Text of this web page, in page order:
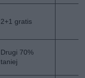
2+1 gratis
Drugi 70%
taniej